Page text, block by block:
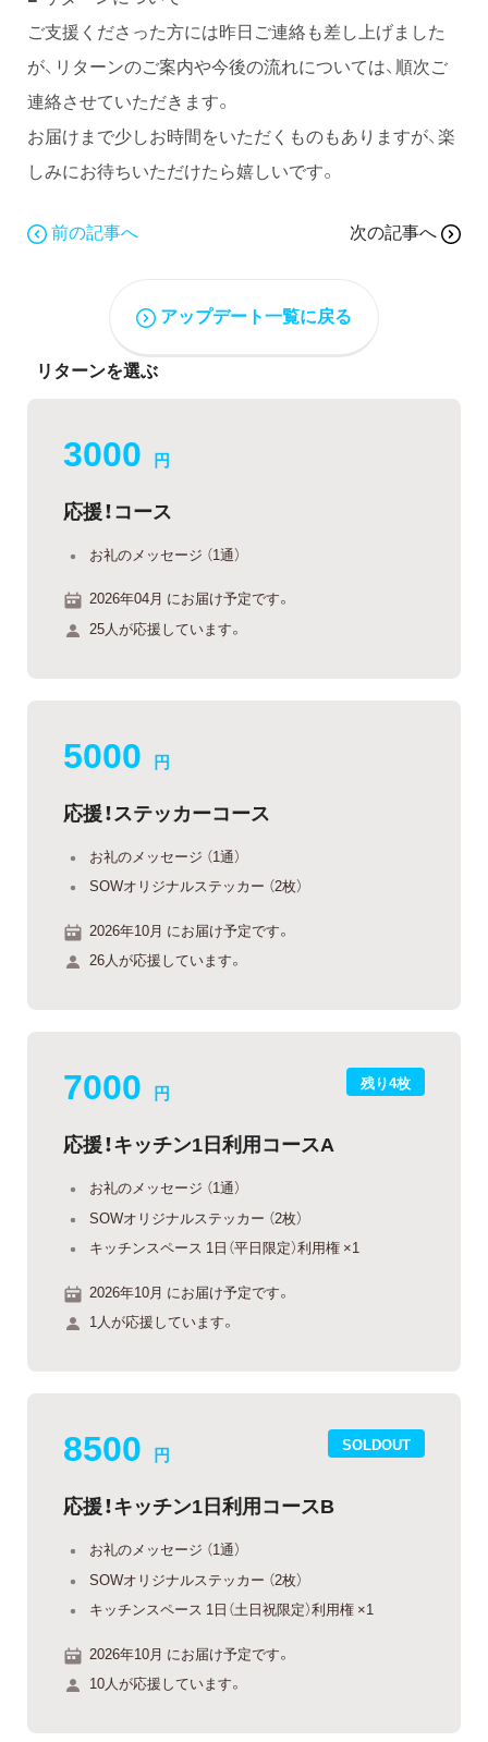
ご支援くださった方には昨日ご連絡も差し上げました
が、リターンのご案内や今後の流れについては、順次ご
連絡させていただきます。
お届けまで少しお時間をいただくものもありますが、楽
しみにお待ちいただけたら嬉しいです。
前の記事へ 次の記事へ
アップデート一覧に戻る
リターンを選ぶ
3000 円
応援！コース
お礼のメッセージ （1通）
2026年04月 にお届け予定です。
25人が応援しています。
5000 円
応援！ステッカーコース
お礼のメッセージ （1通）
SOWオリジナルステッカー （2枚）
2026年10月 にお届け予定です。
26人が応援しています。
残り4枚
7000 円
応援！キッチン1日利用コースA
お礼のメッセージ （1通）
SOWオリジナルステッカー （2枚）
キッチンスペース 1日（平日限定）利用権 ×1
2026年10月 にお届け予定です。
1人が応援しています。
SOLDOUT
8500 円
応援！キッチン1日利用コースB
お礼のメッセージ （1通）
SOWオリジナルステッカー （2枚）
キッチンスペース 1日（土日祝限定）利用権 ×1
2026年10月 にお届け予定です。
10人が応援しています。